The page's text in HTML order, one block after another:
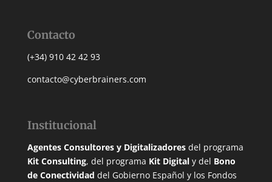
Contacto
(+34) 910 42 42 93
contacto@cyberbrainers.com
Institucional
Agentes Consultores y Digitalizadoresdel programa
Kit Consulting, del programa Kit Digitaly del Bono
de Conectividad del Gobierno Español y los Fondos